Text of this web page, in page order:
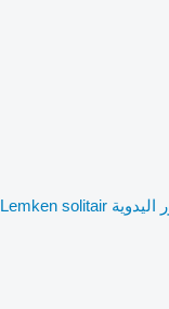
ماكينة بذر البذور اليدوية Lemken solitair